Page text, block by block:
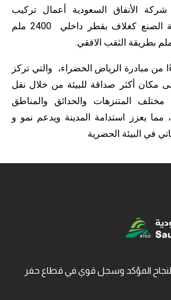
الأنفاق السعودية أعمال تركيب
مواسير دفع خرسانية الصنع كغلاف بقطر داخلي 2400 ملم
من مبادرة الرياض الخضراء، والتي تركز
مكان أكثر صداقة للبيئة من خلال نقل
مختلف المتنزهات والحدائق والمناطق
مما يعزز استدامة المدينة ويدعم نمو و
في البيئة الحضرية
المؤكد وسجل قوي في قطاع حفر